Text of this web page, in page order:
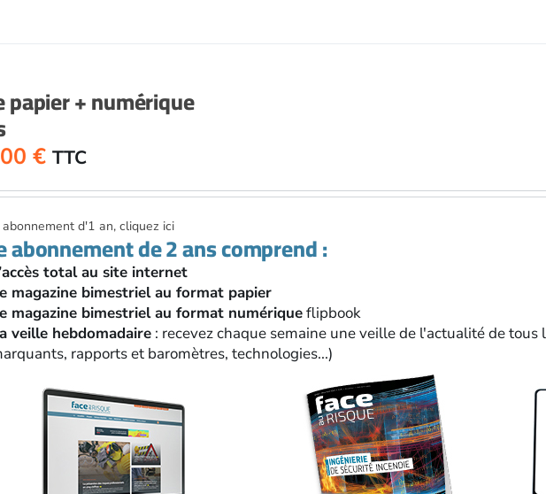
papier + numérique
€ TTC
abonnement d'1 an, cliquez ici
abonnement de 2 ans comprend :
total au site internet
magazine bimestriel au format papier
magazine bimestriel au format numériqueflipbook
veille hebdomadaire : recevez chaque semaine une veille de l'actualité de
rapports et baromètres, technologies...)